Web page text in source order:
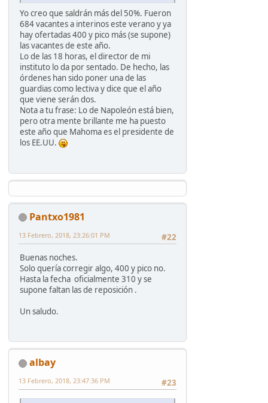
Yo creo que saldrán más del 50%. Fueron
684 vacantes a interinos este verano y ya
hay ofertadas 400 y pico más (se supone)
las vacantes de este año.
Lo de las 18 horas, el director de mi
instituto lo da por sentado. De hecho, las
órdenes han sido poner una de las
guardias como lectiva y dice que el año
que viene serán dos.
Nota a tu frase: Lo de Napoleón está bien,
pero otra mente brillante me ha puesto
este año que Mahoma es el presidente de
los EE.UU.
Pantxo1981
#22
13 Febrero, 2018, 23:26:01 PM
Buenas noches.
Solo quería corregir algo, 400 y pico no.
Hasta la fecha oficialmente 310 y se
supone faltan las de reposición .
Un saludo.
albay
#23
13 Febrero, 2018, 23:47:36 PM